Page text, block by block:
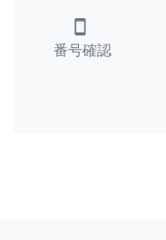
smartphone
番号確認